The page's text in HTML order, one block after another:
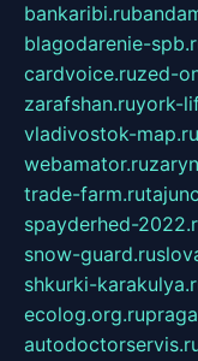
bankaribi.ru
blagodarenie-
cardvoice.ruzed-
zarafshan.ruyork-
vladivostok-map.ru
webamator.ru
trade-farm.ru
spayderhed-
snow-guard.ru
shkurki-
ecolog.org.ru